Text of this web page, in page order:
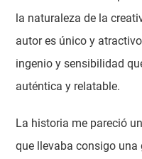
la naturaleza de la
autor es único y
ingenio y sensibilidad
auténtica y relatable.
La historia me pareció
que llevaba consigo